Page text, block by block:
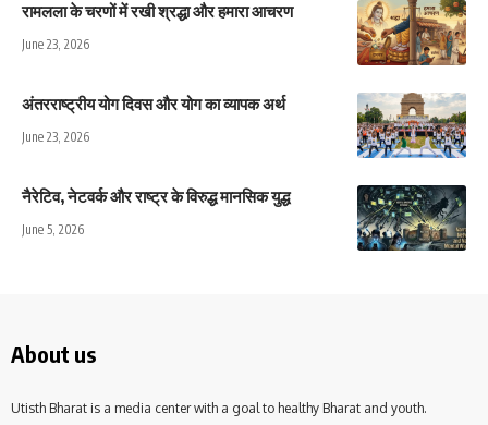
रामलला के चरणों में रखी श्रद्धा और हमारा आचरण
June 23, 2026
अंतरराष्ट्रीय योग दिवस और योग का व्यापक अर्थ
June 23, 2026
नैरेटिव, नेटवर्क और राष्ट्र के विरुद्ध मानसिक युद्ध
June 5, 2026
About us
Utisth Bharat is a media center with a goal to healthy Bharat and youth.